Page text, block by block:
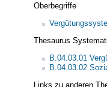
Oberbegriffe
Thesaurus
B.04.03.01
B.04.03.02
Links zu anderen